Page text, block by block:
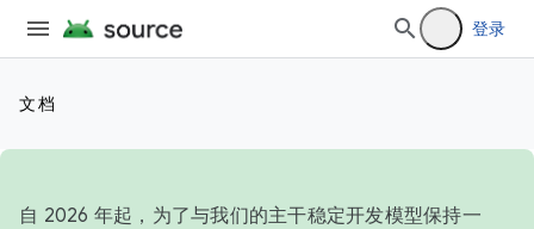
登录
文档
自 2026 年起，为了与我们的主干稳定开发模型保持一